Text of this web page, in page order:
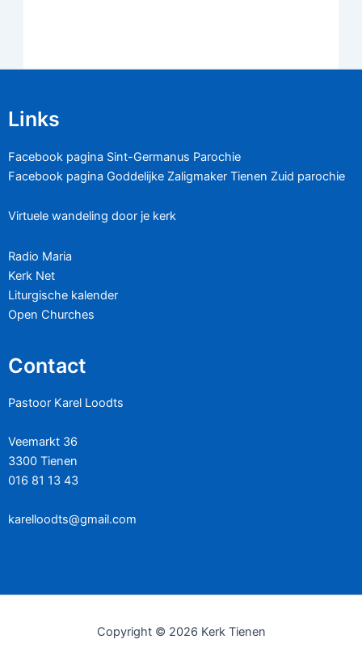
Links
Facebook pagina Sint-Germanus Parochie
Facebook pagina Goddelijke Zaligmaker Tienen Zuid parochie
Virtuele wandeling door je kerk
Radio Maria
Kerk Net
Liturgische kalender
Open Churches
Contact
Pastoor Karel Loodts
Veemarkt 36
3300 Tienen
016 81 13 43
karelloodts@gmail.com
Copyright © 2026 Kerk Tienen